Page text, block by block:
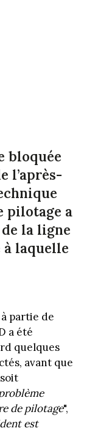
bloquée
l’après-
pilotage a
la ligne
à laquelle
partie de
a été
quelques
avant que
de pilotage",
est